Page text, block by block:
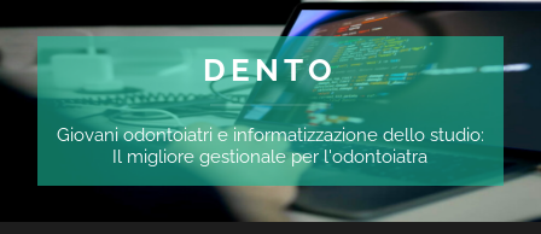
DENTO
Giovani odontoiatri e informatizzazione dello studio:
Il migliore gestionale per l'odontoiatra